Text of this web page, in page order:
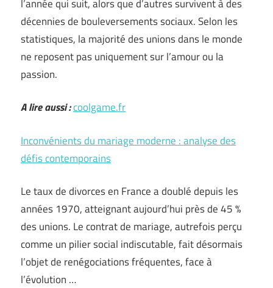
l’année qui suit, alors que d’autres survivent à des
décennies de bouleversements sociaux. Selon les
statistiques, la majorité des unions dans le monde
ne reposent pas uniquement sur l’amour ou la
passion.
A lire aussi :coolgame.fr
Inconvénients du mariage moderne : analyse des
défis contemporains
Le taux de divorces en France a doublé depuis les
années 1970, atteignant aujourd’hui près de 45 %
des unions. Le contrat de mariage, autrefois perçu
comme un pilier social indiscutable, fait désormais
l’objet de renégociations fréquentes, face à
l’évolution …